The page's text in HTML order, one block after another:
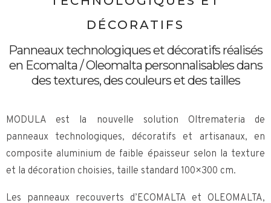
DÉCORATIFS
Panneaux technologiques et décoratifs réalisés
en Ecomalta / Oleomalta personnalisables dans
des textures, des couleurs et des tailles
MODULA est la nouvelle solution Oltremateria de
panneaux technologiques, décoratifs et artisanaux, en
composite aluminium de faible épaisseur selon la texture
et la décoration choisies, taille standard 100×300 cm.
Les panneaux recouverts d’ECOMALTA et OLEOMALTA,